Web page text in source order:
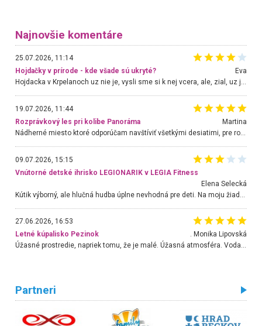
Najnovšie komentáre
25.07.2026, 11:14
Hojdačky v prírode - kde všade sú ukryté?
Eva
Hojdacka v Krpelanoch uz nie je, vysli sme si k nej vcera, ale, zial, uz je znicena. Ak sem planujete cestu len kvoli hojdacke, mozete si ju usetrit. Krasny vyhlad je tu vsak aj bez hojdacky :-)
19.07.2026, 11:44
Rozprávkový les pri kolibe Panoráma
Martina
Nádherné miesto ktoré odporúčam navštíviť všetkými desiatimi, pre rodiny s deťmi, dôchodcom... Proste a jednoducho ozaj rozprávkový les.. určite ešte prídeme. Odniesli sme si na pamiatku krásne tričká,
09.07.2026, 15:15
Vnútorné detské ihrisko LEGIONARIK v LEGIA Fitness
Elena Selecká
27.06.2026, 16:53
Letné kúpalisko Pezinok
. Monika Lipovská
Úžasné prostredie, napriek tomu, že je malé. Úžasná atmosféra. Voda fantastická a nádherná. Ľudí je pomerne veľa, ale su mili a ohľaduplní. Je veľmi zaujímavé sledovať, ako dokážu spolu športovať cudzí ľudia a bez ohľadu na vek. Vládne tu pohoda. Vnuka neviem dostať z vody. Ďakujem za krásny deň . Urcite sa sem vrátim. Jediný problém je s parkovaním, ale aj ten sa mi podarilo vyriešiť. Monika Bratislava
Partneri